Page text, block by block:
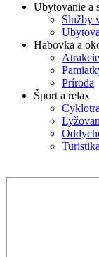
Ubytovanie a
Služby
Habovka a
Príroda
Šport a relax
Turistika